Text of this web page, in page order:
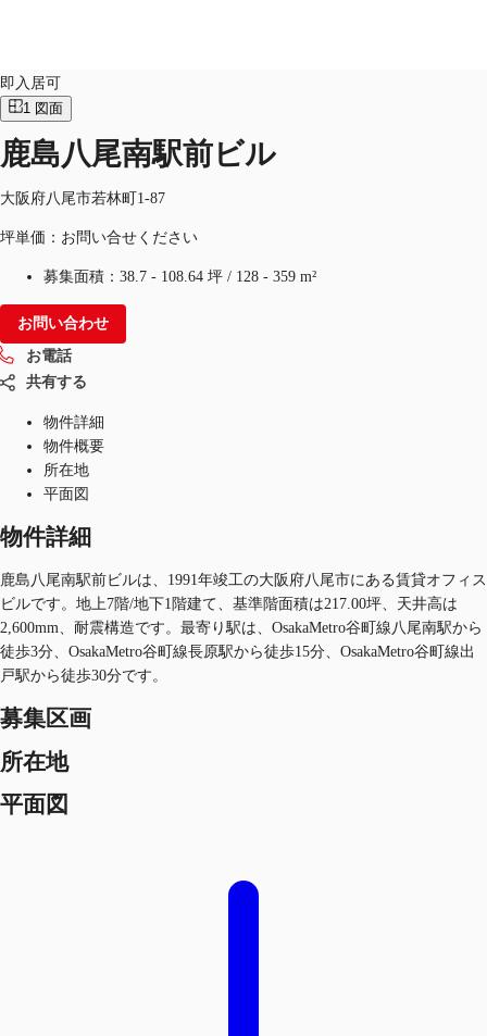
オフィス・事務所
倉庫・物流センター
地図検索
記事
仲介会社様はこちらへ
お気に入り
JP
お電話 お問合せ
即入居可
1 図面
鹿島八尾南駅前ビル
大阪府八尾市若林町1-87
坪単価：お問い合せください
募集面積： 38.7 - 108.64 坪 / 128 - 359 m²
お問い合わせ
お電話
共有する
物件詳細
物件概要
所在地
平面図
物件詳細
鹿島八尾南駅前ビルは、1991年竣工の大阪府八尾市にある賃貸オフィス
ビルです。地上7階/地下1階建て、基準階面積は217.00坪、天井高は
2,600mm、耐震構造です。最寄り駅は、OsakaMetro谷町線八尾南駅から
徒歩3分、OsakaMetro谷町線長原駅から徒歩15分、OsakaMetro谷町線出
戸駅から徒歩30分です。
募集区画
所在地
平面図